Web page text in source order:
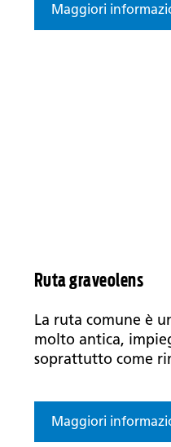
Maggiori
Ruta graveolens
La ruta comune è
molto antica,
soprattutto come
Maggiori